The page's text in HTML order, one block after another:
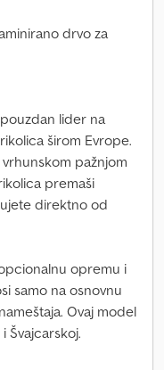
drvo za
lider na
širom Evrope.
pažnjom
premaši
direktno od
opremu i
samo na osnovnu
Ovaj model
Švajcarskoj.